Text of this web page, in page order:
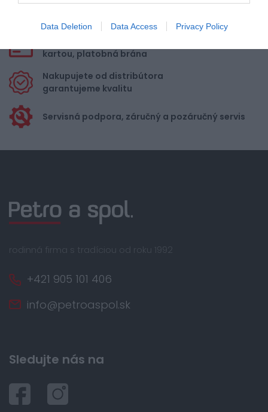
Data Deletion Data Access Privacy Policy
Doprava zadarmo pri
nákupe nad 100,00 €
kartou, platobná brána
Nakupujete od distribútora
garantujeme kvalitu
Servisná podpora, záručný a pozáručný servis
rodinná firma s tradíciou od roku 1992
+421 905 101 406
info@petroaspol.sk
Sledujte nás na